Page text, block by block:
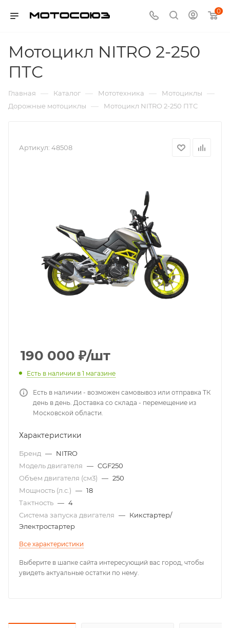
0
Мотоцикл NITRO 2-250
ПТС
Главная — Каталог — Мототехника — Мотоциклы —
Дорожные мотоциклы — Мотоцикл NITRO 2-250 ПТС
Артикул: 48508
190 000 ₽/шт
Есть в наличии в 1 магазине
Есть в наличии - возможен самовывоз или отправка ТК
день в день. Доставка со склада - перемещение из
Московской области.
Характеристики
Бренд — NITRO
Модель двигателя — CGF250
Объем двигателя (см3) — 250
Мощность (л.с.) — 18
Тактность — 4
Система запуска двигателя — Кикстартер/
Электростартер
Все характеристики
Выберите в шапке сайта интересующий вас город, чтобы
увидеть актуальные остатки по нему.